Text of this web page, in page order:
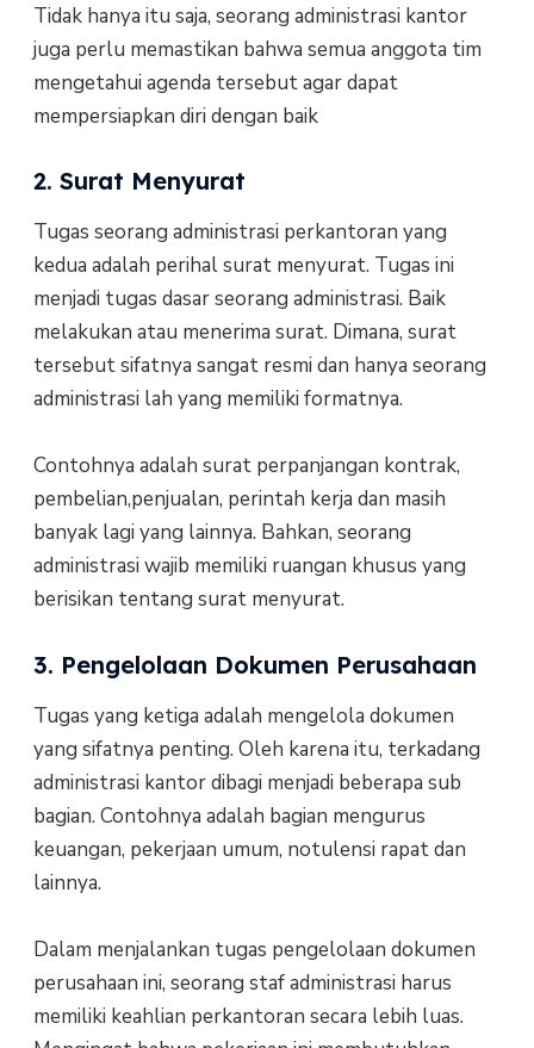
Tidak hanya itu saja, seorang administrasi kantor
juga perlu memastikan bahwa semua anggota tim
mengetahui agenda tersebut agar dapat
mempersiapkan diri dengan baik
2. Surat Menyurat
Tugas seorang administrasi perkantoran yang
kedua adalah perihal surat menyurat. Tugas ini
menjadi tugas dasar seorang administrasi. Baik
melakukan atau menerima surat. Dimana, surat
tersebut sifatnya sangat resmi dan hanya seorang
administrasi lah yang memiliki formatnya.
Contohnya adalah surat perpanjangan kontrak,
pembelian,penjualan, perintah kerja dan masih
banyak lagi yang lainnya. Bahkan, seorang
administrasi wajib memiliki ruangan khusus yang
berisikan tentang surat menyurat.
3. Pengelolaan Dokumen Perusahaan
Tugas yang ketiga adalah mengelola dokumen
yang sifatnya penting. Oleh karena itu, terkadang
administrasi kantor dibagi menjadi beberapa sub
bagian. Contohnya adalah bagian mengurus
keuangan, pekerjaan umum, notulensi rapat dan
lainnya.
Dalam menjalankan tugas pengelolaan dokumen
perusahaan ini, seorang staf administrasi harus
memiliki keahlian perkantoran secara lebih luas.